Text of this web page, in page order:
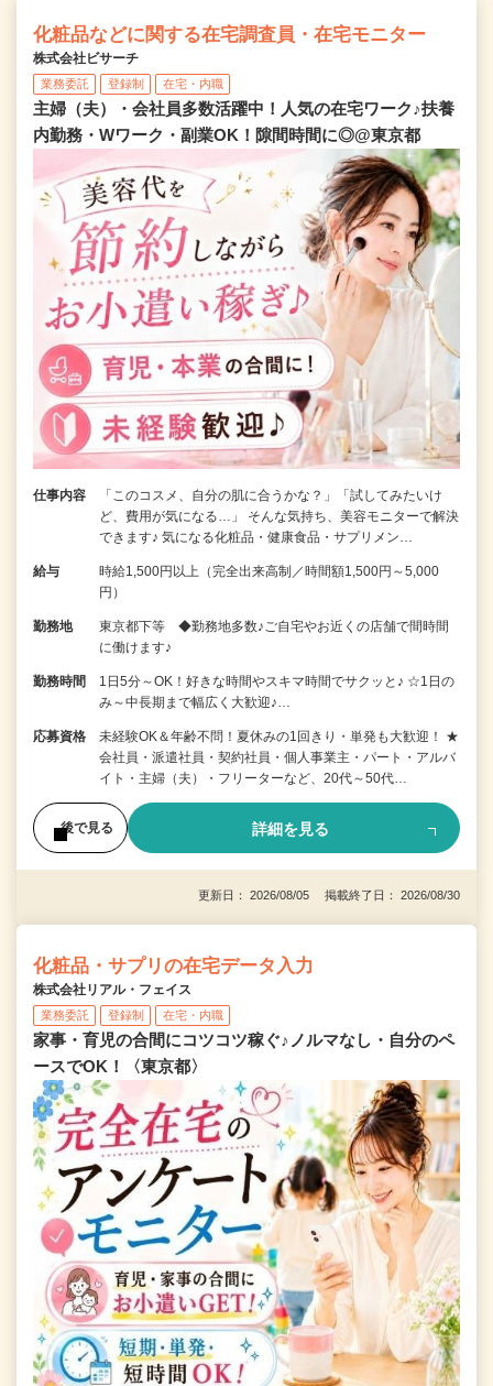
化粧品などに関する在宅調査員・在宅モニター
株式会社ビサーチ
業務委託 登録制 在宅・内職
主婦（夫）・会社員多数活躍中！人気の在宅ワーク♪扶養
内勤務・Wワーク・副業OK！隙間時間に◎@東京都
仕事内容
「このコスメ、自分の肌に合うかな？」「試してみたいけ
ど、費用が気になる…」 そんな気持ち、美容モニターで解決
できます♪ 気になる化粧品・健康食品・サプリメン…
給与
時給1,500円以上（完全出来高制／時間額1,500円～5,000
円）
勤務地
東京都下等 ◆勤務地多数♪ご自宅やお近くの店舗で間時間
に働けます♪
勤務時間
1日5分～OK！好きな時間やスキマ時間でサクッと♪ ☆1日の
み～中長期まで幅広く大歓迎♪…
応募資格
未経験OK＆年齢不問！夏休みの1回きり・単発も大歓迎！ ★
会社員・派遣社員・契約社員・個人事業主・パート・アルバ
イト・主婦（夫）・フリーターなど、20代～50代…
後で見る 詳細を見る
更新日： 2026/08/05 掲載終了日： 2026/08/30
化粧品・サプリの在宅データ入力
株式会社リアル・フェイス
業務委託 登録制 在宅・内職
家事・育児の合間にコツコツ稼ぐ♪ノルマなし・自分のペ
ースでOK！〈東京都〉